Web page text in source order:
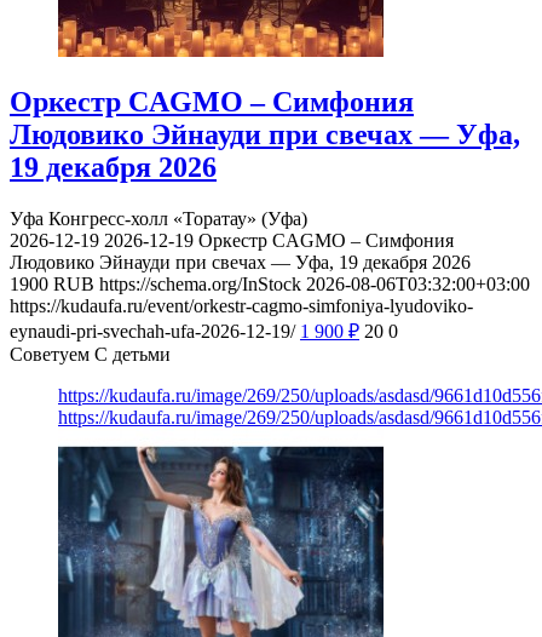
Оркестр CAGMO – Симфония
Людовико Эйнауди при свечах — Уфа,
19 декабря 2026
Уфа Конгресс-холл «Торатау» (Уфа)
2026-12-19 2026-12-19 Оркестр CAGMO – Симфония
Людовико Эйнауди при свечах — Уфа, 19 декабря 2026
1900 RUB https://schema.org/InStock 2026-08-06T03:32:00+03:00
https://kudaufa.ru/event/orkestr-cagmo-simfoniya-lyudoviko-
eynaudi-pri-svechah-ufa-2026-12-19/ 1 900 ₽ 20 0
Советуем С детьми
https://kudaufa.ru/image/269/250/uploads/asdasd/
https://kudaufa.ru/image/269/250/uploads/asdasd/